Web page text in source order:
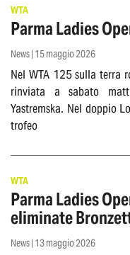
WTA
News | 15 maggio 2026
Nel WTA 125 sulla terra
rinviata a sabato
Yastremska. Nel doppio
trofeo
WTA
Parma Ladies
eliminate
News | 13 maggio 2026